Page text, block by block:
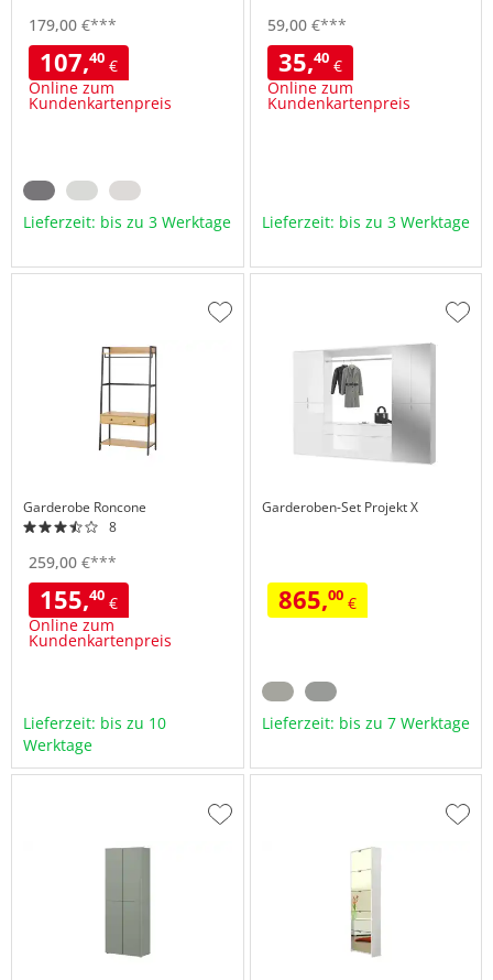
179,00 €***
107,40 €
Online zum
Kundenkartenpreis
Lieferzeit: bis zu 3 Werktage
59,00€***
35,40€
Online zum
Kundenkartenpreis
Lieferzeit: bis zu 3 Werktage
Garderobe Roncone
8
259,00 €***
155,40 €
Online zum
Kundenkartenpreis
Zur
Lieferzeit: bis zu 10
Werktage
Garderoben-Set Projekt X
865,00€
Zur
Lieferzeit: bis zu 7 Werktage
Zur
Zur